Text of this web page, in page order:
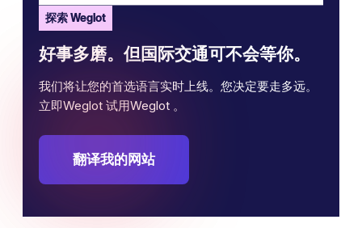
探索 Weglot
好事多磨。但国际交通可不会等你。
我们将让您的首选语言实时上线。您决定要走多远。
立即Weglot 试用Weglot 。
翻译我的网站